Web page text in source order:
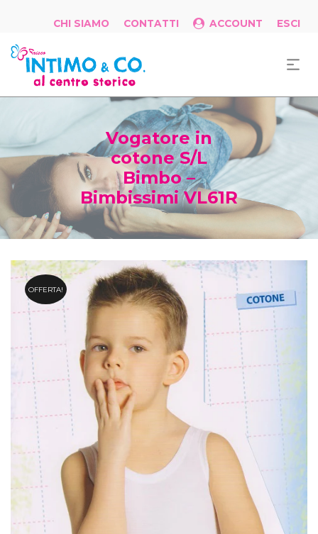
CHI SIAMO CONTATTI ACCOUNT ESCI
Vogatore in
cotone S/L
Bimbo –
Bimbissimi VL61R
OFFERTA!